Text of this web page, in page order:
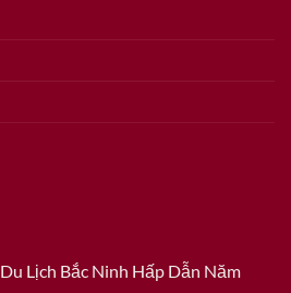
Lịch Bắc Ninh Hấp Dẫn Năm